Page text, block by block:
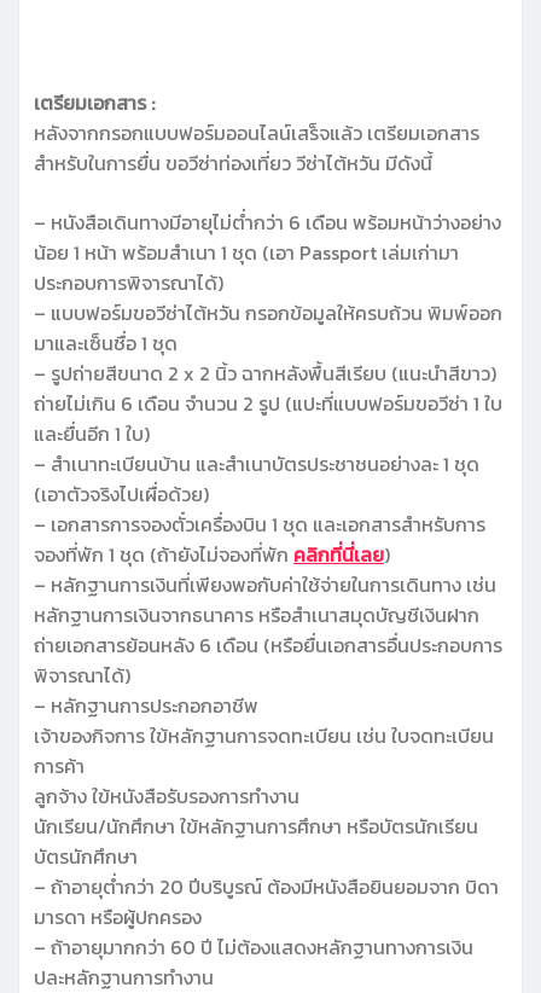
เตรียมเอกสาร :
หลังจากกรอกแบบฟอร์มออนไลน์เสร็จแล้ว เตรียมเอกสาร
สำหรับในการยื่น ขอวีซ่าท่องเที่ยว วีซ่าไต้หวัน มีดังนี้
– หนังสือเดินทางมีอายุไม่ต่ำกว่า 6 เดือน พร้อมหน้าว่างอย่าง
น้อย 1 หน้า พร้อมสำเนา 1 ชุด (เอา Passport เล่มเก่ามา
ประกอบการพิจารณาได้)
– แบบฟอร์มขอวีซ่าไต้หวัน กรอกข้อมูลให้ครบถ้วน พิมพ์ออก
มาและเซ็นชื่อ 1 ชุด
– รูปถ่ายสีขนาด 2 x 2 นิ้ว ฉากหลังพื้นสีเรียบ (แนะนำสีขาว)
ถ่ายไม่เกิน 6 เดือน จำนวน 2 รูป (แปะที่แบบฟอร์มขอวีซ่า 1 ใบ
และยื่นอีก 1 ใบ)
– สำเนาทะเบียนบ้าน และสำเนาบัตรประชาชนอย่างละ 1 ชุด
(เอาตัวจริงไปเผื่อด้วย)
– เอกสารการจองตั๋วเครื่องบิน 1 ชุด และเอกสารสำหรับการ
จองที่พัก 1 ชุด (ถ้ายังไม่จองที่พัก คลิกที่นี่เลย)
– หลักฐานการเงินที่เพียงพอกับค่าใช้จ่ายในการเดินทาง เช่น
หลักฐานการเงินจากธนาคาร หรือสำเนาสมุดบัญชีเงินฝาก
ถ่ายเอกสารย้อนหลัง 6 เดือน (หรือยื่นเอกสารอื่นประกอบการ
พิจารณาได้)
– หลักฐานการประกอกอาชีพ
เจ้าของกิจการ ใข้หลักฐานการจดทะเบียน เช่น ใบจดทะเบียน
การค้า
ลูกจ้าง ใข้หนังสือรับรองการทำงาน
นักเรียน/นักศึกษา ใข้หลักฐานการศึกษา หรือบัตรนักเรียน
บัตรนักศึกษา
– ถ้าอายุต่ำกว่า 20 ปีบริบูรณ์ ต้องมีหนังสือยินยอมจาก บิดา
มารดา หรือผู้ปกครอง
– ถ้าอายุมากกว่า 60 ปี ไม่ต้องแสดงหลักฐานทางการเงิน
ปละหลักฐานการทำงาน